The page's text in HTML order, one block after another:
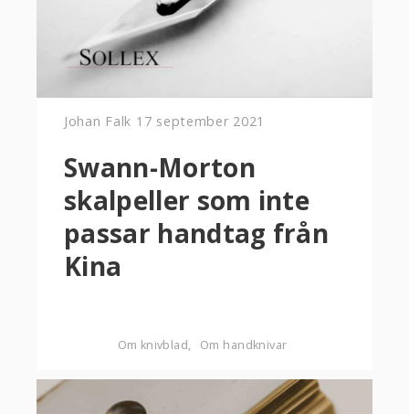
Johan Falk 17 september 2021
Swann-Morton
skalpeller som inte
passar handtag från
Kina
Om knivblad Om handknivar